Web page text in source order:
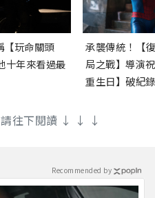
【玩命關頭
十年來看過最
承襲傳統！【
局之戰】導演
重生日】破紀
往下閱讀 ↓ ↓ ↓
Recommended by